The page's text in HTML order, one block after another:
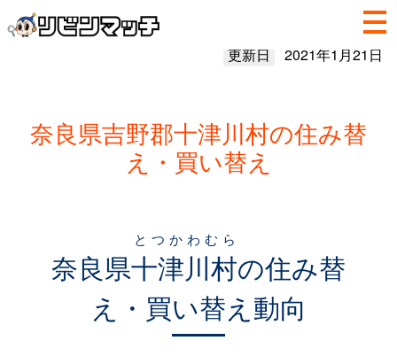
更新日 2021年1月21日
奈良県吉野郡十津川村の住み替
え・買い替え
奈良県十津川村
とつかわむら
の住み替
え・買い替え動向